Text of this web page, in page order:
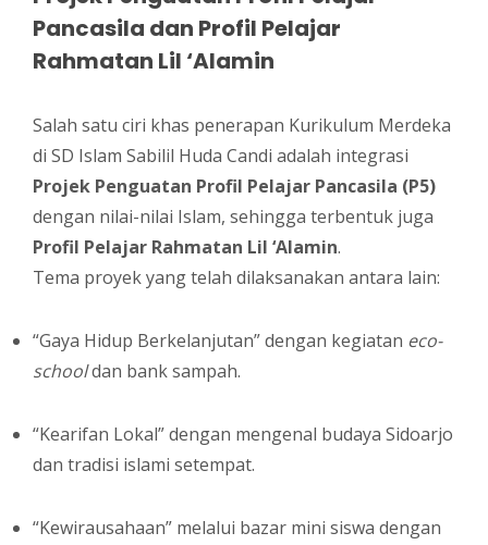
Pancasila dan Profil Pelajar
Rahmatan Lil ‘Alamin
Salah satu ciri khas penerapan Kurikulum Merdeka
di SD Islam Sabilil Huda Candi adalah integrasi
Projek Penguatan Profil Pelajar Pancasila (P5)
dengan nilai-nilai Islam, sehingga terbentuk juga
Profil Pelajar Rahmatan Lil ‘Alamin.
Tema proyek yang telah dilaksanakan antara lain:
“Gaya Hidup Berkelanjutan” dengan kegiatan eco-
schooldan bank sampah.
“Kearifan Lokal” dengan mengenal budaya Sidoarjo
dan tradisi islami setempat.
“Kewirausahaan” melalui bazar mini siswa dengan